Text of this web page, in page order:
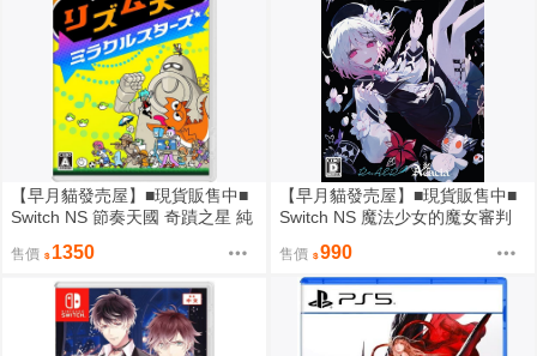
【早月貓發売屋】■現貨販售中■
Switch NS 節奏天國 奇蹟之星 純
售價 1350
【早月貓發売屋】■現貨販售中■
Switch NS 魔法少女的魔女審判
售價 990